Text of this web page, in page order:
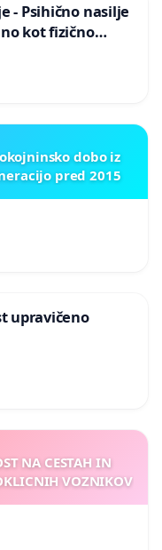
- Psihično nasilje
kot fizično
dobo iz
pred 2015
upravičeno
NA CESTAH IN
VOZNIKOV